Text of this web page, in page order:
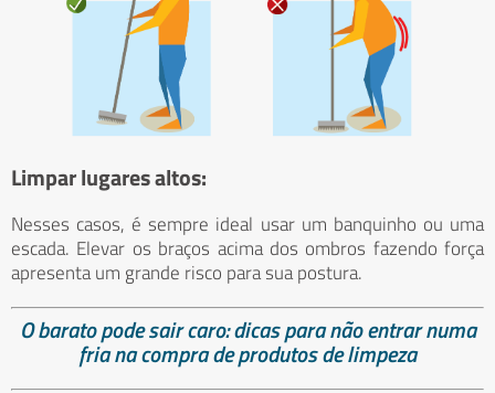
Limpar lugares altos:
Nesses casos, é sempre ideal usar um banquinho ou uma
escada. Elevar os braços acima dos ombros fazendo força
apresenta um grande risco para sua postura.
O barato pode sair caro: dicas para não entrar numa
fria na compra de produtos de limpeza